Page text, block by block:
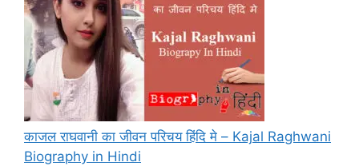
काजल राघवानी का जीवन परिचय हिंदि मे – Kajal Raghwani
Biography in Hindi